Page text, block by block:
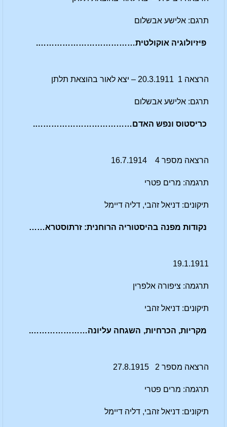
תרגם: אלישע אבשלום
פיזיולוגיה אוקולטית……………………………….
הרצאה 1 20.3.1911 – יצא לאור בהוצאת תלתן
תרגם: אלישע אבשלום
כריסטוס ונפש האדם……………………………….
הרצאה מספר 4 16.7.1914
תרגמה: מרים פטרי
תיקונים: דניאל זהבי, דליה דיימל
נקודות מפנה בהיסטוריה הרוחנית: זרתוסטרא……
19.1.1911
תרגמה: ציפורה אלפרין
תיקונים: דניאל זהבי
מקריות, הכרחיות, השגחה עליונה………………….
הרצאה מספר 2 27.8.1915
תרגמה: מרים פטרי
תיקונים: דניאל זהבי, דליה דיימל